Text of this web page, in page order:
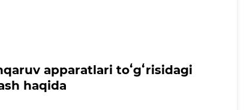
apparatlari toʻgʻrisidagi
haqida